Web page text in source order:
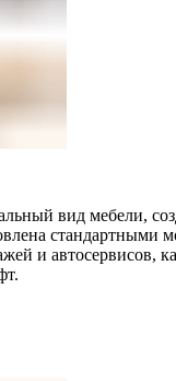
вид мебели,
стандартными
и автосервисов,